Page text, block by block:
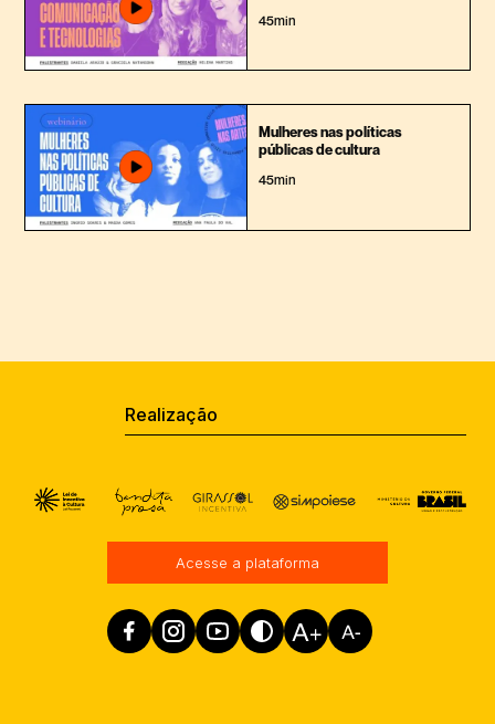
45min
Mulheres nas políticas
públicas de cultura
45min
Realização
Acesse a plataforma